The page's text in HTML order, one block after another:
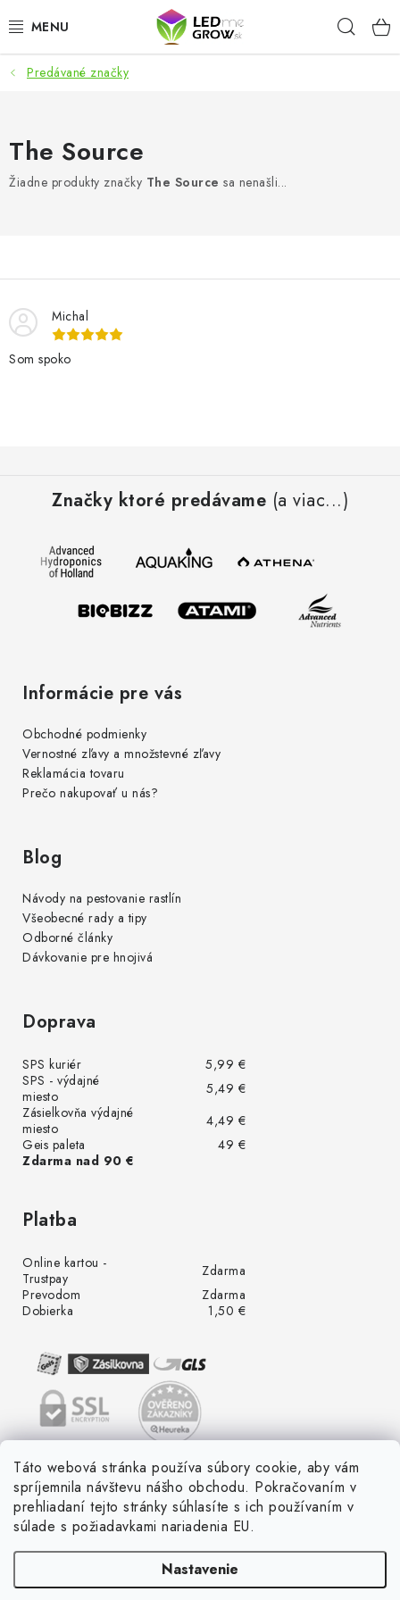
Táto webová stránka používa súbory cookie, aby vám
spríjemnila návštevu nášho obchodu. Pokračovaním v
prehliadaní tejto stránky súhlasíte s ich používaním v
súlade s požiadavkami nariadenia EU.
Nastavenie
na
AKCIE
SMART GARDEN
Hodnotenie obchodu
Predávané značky
The Source
Žiadne produkty značky The Source sa nenašli...
Michal
Som spoko
Značky ktoré predávame (a viac...)
Informácie pre vás
Obchodné podmienky
Vernostné zľavy a množstevné zľavy
Reklamácia tovaru
Prečo nakupovať u nás?
Blog
Návody na pestovanie rastlín
Všeobecné rady a tipy
Odborné články
Dávkovanie pre hnojivá
Doprava
SPS kuriér
5,99 €
SPS - výdajné
miesto
5,49 €
Zásielkovňa výdajné
miesto
4,49 €
Geis paleta
49 €
Zdarma nad 90 €
Platba
Online kartou -
Trustpay
Zdarma
Prevodom
Zdarma
Dobierka
1,50 €